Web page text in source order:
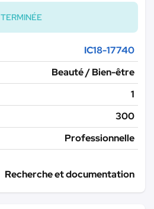
TERMINÉE
IC18-17740
Beauté / Bien-être
1
300
Professionnelle
Recherche et documentation